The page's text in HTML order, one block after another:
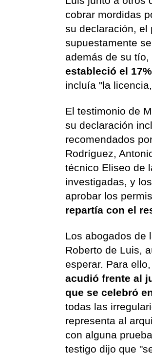
cobrar mordidas
su declaración, el
supuestamente
además de su
estableció el
incluía "la
El testimonio de
su declaración
recomendados
Rodríguez,
técnico Eliseo de
investigadas, y
aprobar los
repartía con el
Los abogados de
Roberto de Luis,
esperar. Para
acudió frente al
que se celebró
todas las
representa al
con alguna
testigo dijo que